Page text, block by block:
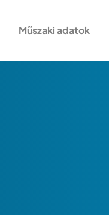
Műszaki adatok